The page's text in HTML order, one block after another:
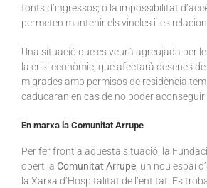
fonts d’ingressos; o la impossibilitat
permeten mantenir els vincles i les
Una situació que es veurà agreujada per
la crisi econòmic, que afectarà desenes
migrades amb permisos de residència
caducaran en cas de no poder aconseguir
En marxa la Comunitat Arrupe
Per fer front a aquesta situació, la
obert la Comunitat Arrupe, un nou espai
la Xarxa d’Hospitalitat de l’entitat. Es